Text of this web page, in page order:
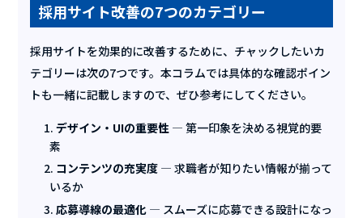
採用サイト改善の7つのカテゴリー
採用サイトを効果的に改善するために、チャックしたいカ
テゴリーは次の7つです。本コラムでは具体的な確認ポイン
トも一緒に記載しますので、ぜひ参考にしてください。
デザイン・UIの重要性 — 第一印象を決める視覚的要
素
コンテンツの充実度 — 求職者が知りたい情報が揃って
いるか
応募導線の最適化 — スムーズに応募できる設計になっ